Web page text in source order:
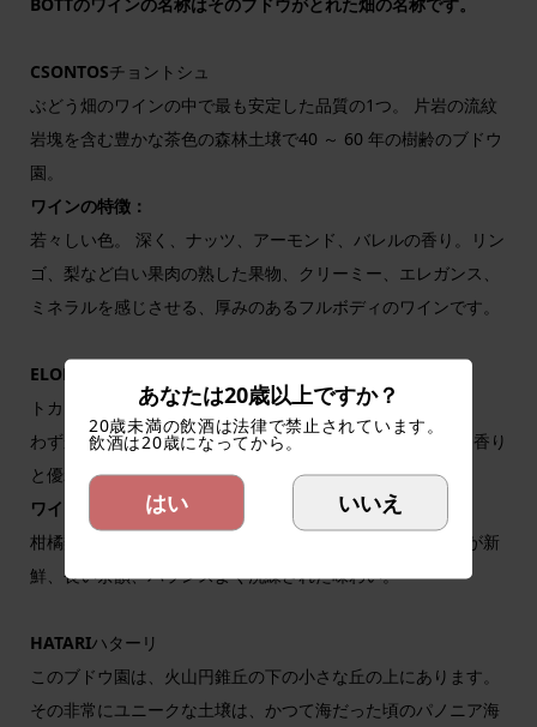
BOTTのワインの名称はそのブドウがとれた畑の名称です。
CSONTOSチョントシュ
ぶどう畑のワインの中で最も安定した品質の1つ。 片岩の流紋
岩塊を含む豊かな茶色の森林土壌で40 ～ 60 年の樹齢のブドウ
園。
ワインの特徴：
若々しい色。 深く、ナッツ、アーモンド、バレルの香り。リン
ゴ、梨など白い果肉の熟した果物、クリーミー、エレガンス、
ミネラルを感じさせる、厚みのあるフルボディのワインです。
ELOHEGY
トカイ山西部に位置する樹齢40年のぶどう畑。
わずか0.5ヘクタールの黄土の湿った地域から収穫、豊かな香り
と優れた酸味を持つワイン。
ワインの特徴：
柑橘類の果物とトロピカル的な特徴があります。口当たりが新
鮮、長い余韻、バランスよく洗練された味わい。
HATARIハターリ
このブドウ園は、火山円錐丘の下の小さな丘の上にあります。
その非常にユニークな土壌は、かつて海だった頃のパノニア海
あなたは20歳以上ですか？
20歳未満の飲酒は法律で禁止されています。
飲酒は20歳になってから。
はい いいえ